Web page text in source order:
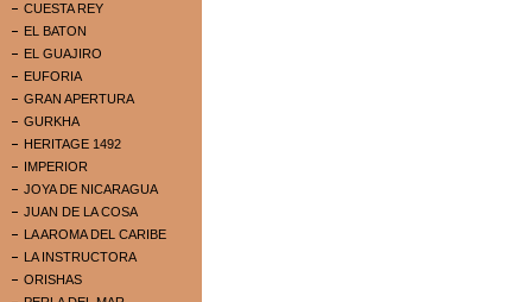
CUESTA REY
EL BATON
EL GUAJIRO
EUFORIA
GRAN APERTURA
GURKHA
HERITAGE 1492
IMPERIOR
JOYA DE NICARAGUA
JUAN DE LA COSA
LA AROMA DEL CARIBE
LA INSTRUCTORA
ORISHAS